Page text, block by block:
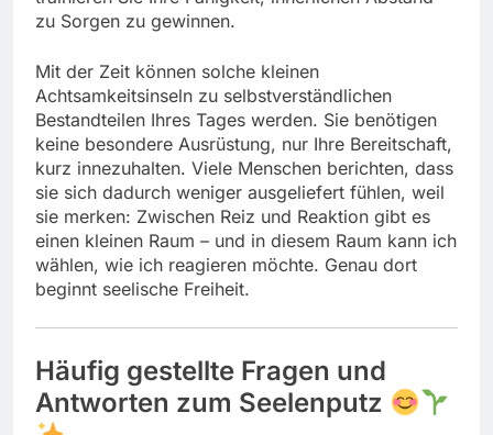
zu Sorgen zu gewinnen.
Mit der Zeit können solche kleinen
Achtsamkeitsinseln zu selbstverständlichen
Bestandteilen Ihres Tages werden. Sie benötigen
keine besondere Ausrüstung, nur Ihre Bereitschaft,
kurz innezuhalten. Viele Menschen berichten, dass
sie sich dadurch weniger ausgeliefert fühlen, weil
sie merken: Zwischen Reiz und Reaktion gibt es
einen kleinen Raum – und in diesem Raum kann ich
wählen, wie ich reagieren möchte. Genau dort
beginnt seelische Freiheit.
Häufig gestellte Fragen und
Antworten zum Seelenputz